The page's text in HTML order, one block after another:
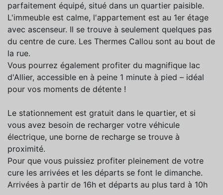
parfaitement équipé, situé dans un quartier paisible.
L'immeuble est calme, l'appartement est au 1er étage
avec ascenseur. Il se trouve à seulement quelques pas
du centre de cure. Les Thermes Callou sont au bout de
la rue.
Vous pourrez également profiter du magnifique lac
d'Allier, accessible en à peine 1 minute à pied – idéal
pour vos moments de détente !
Le stationnement est gratuit dans le quartier, et si
vous avez besoin de recharger votre véhicule
électrique, une borne de recharge se trouve à
proximité.
Pour que vous puissiez profiter pleinement de votre
cure les arrivées et les départs se font le dimanche.
Arrivées à partir de 16h et départs au plus tard à 10h